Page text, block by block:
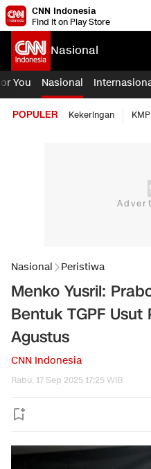
CNN Indonesia
Find it on Play Store
Nasional
You Nasional
POPULER Kekeringan
Nasional Peristiwa
Menko Yusril:
Bentuk TGPF
Agustus
CNN Indonesia
Rabu, 17 Sep 2025 17:25 WIB